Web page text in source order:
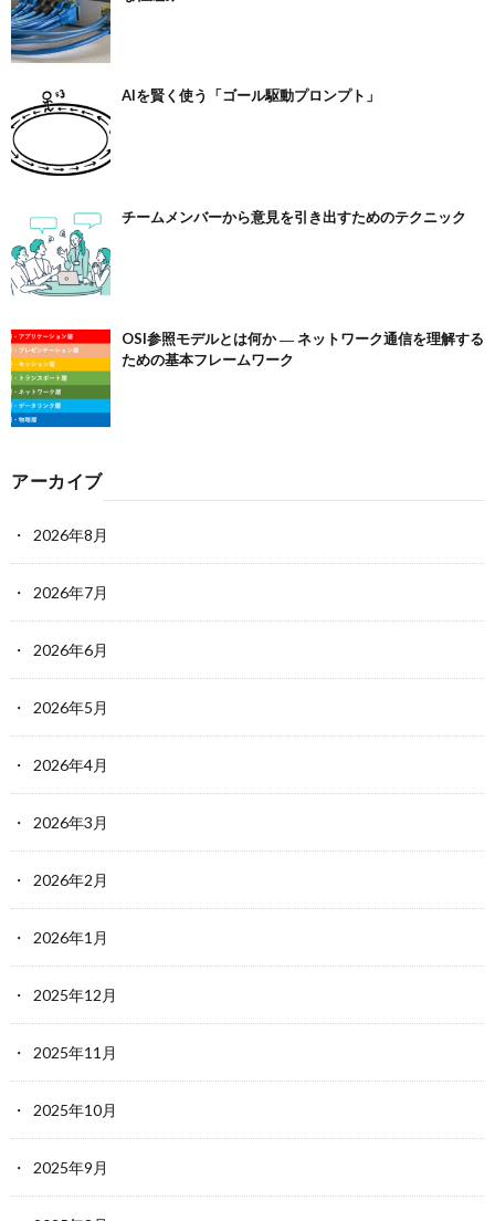
AIを賢く使う「ゴール駆動プロンプト」
チームメンバーから意見を引き出すためのテクニック
OSI参照モデルとは何か ― ネットワーク通信を理解する
ための基本フレームワーク
アーカイブ
2026年8月
2026年7月
2026年6月
2026年5月
2026年4月
2026年3月
2026年2月
2026年1月
2025年12月
2025年11月
2025年10月
2025年9月